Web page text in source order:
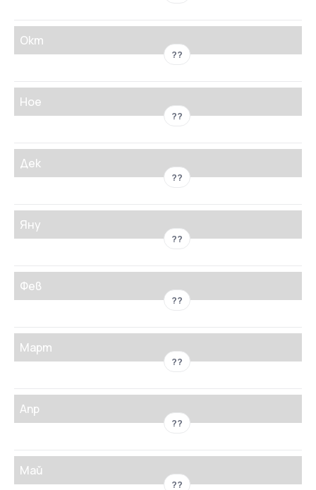
Окт
??
Ное
??
Дек
??
Яну
??
Фев
??
Март
??
Апр
??
Май
??